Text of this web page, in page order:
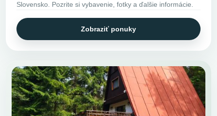
Slovensko. Pozrite si vybavenie, fotky a ďalšie informácie.
Zobraziť ponuky